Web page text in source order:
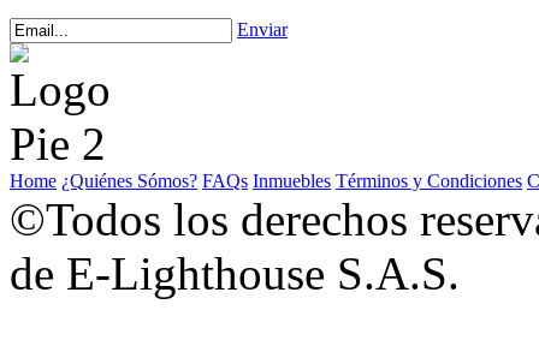
Enviar
Home ¿Quiénes Sómos? FAQs Inmuebles Términos y Condiciones
©Todos los derechos
de E-Lighthouse S.A.S.